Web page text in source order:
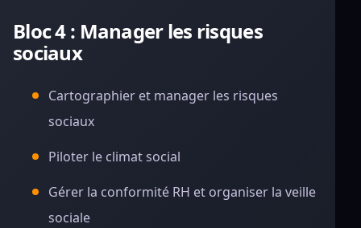
Bloc 4 : Manager les risques
sociaux
Cartographier et manager les risques
sociaux
Piloter le climat social
Gérer la conformité RH et organiser la veille
sociale